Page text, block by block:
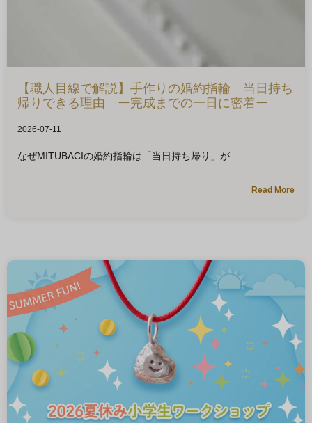
【職人目線で解説】手作りの婚約指輪 当日持ち
帰りできる理由 ー完成までの一日に密着ー
2026-07-11
なぜMITUBACIの婚約指輪は「当日持ち帰り」が
Read More